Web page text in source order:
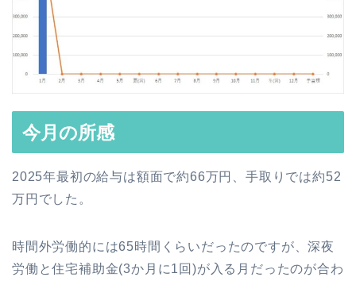
今月の所感
2025年最初の給与は額面で約66万円、手取りでは約52
万円でした。
時間外労働的には65時間くらいだったのですが、深夜
労働と住宅補助金(3か月に1回)が入る月だったのが合わ